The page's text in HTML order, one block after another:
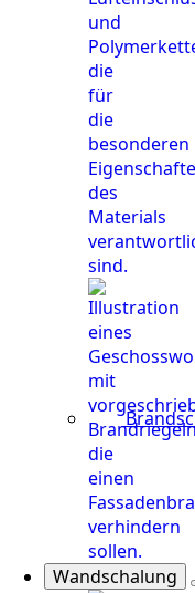
Wandschalung